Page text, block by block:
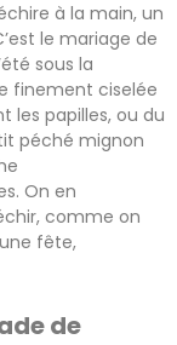
à la main, un
le mariage de
sous la
finement ciselée
les papilles, ou du
péché mignon
On en
comme on
fête,
de